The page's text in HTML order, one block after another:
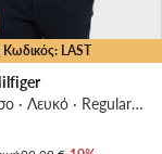
LAST
Πουκάμισο · Λευκό · Regular Fit